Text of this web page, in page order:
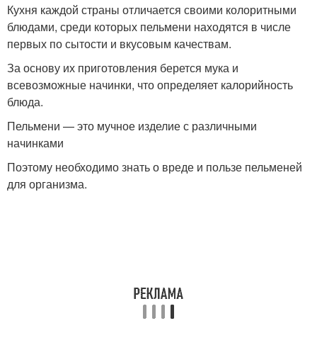
Кухня каждой страны отличается своими колоритными
блюдами, среди которых пельмени находятся в числе
первых по сытости и вкусовым качествам.
За основу их приготовления берется мука и
всевозможные начинки, что определяет калорийность
блюда.
Пельмени — это мучное изделие с различными
начинками
Поэтому необходимо знать о вреде и пользе пельменей
для организма.